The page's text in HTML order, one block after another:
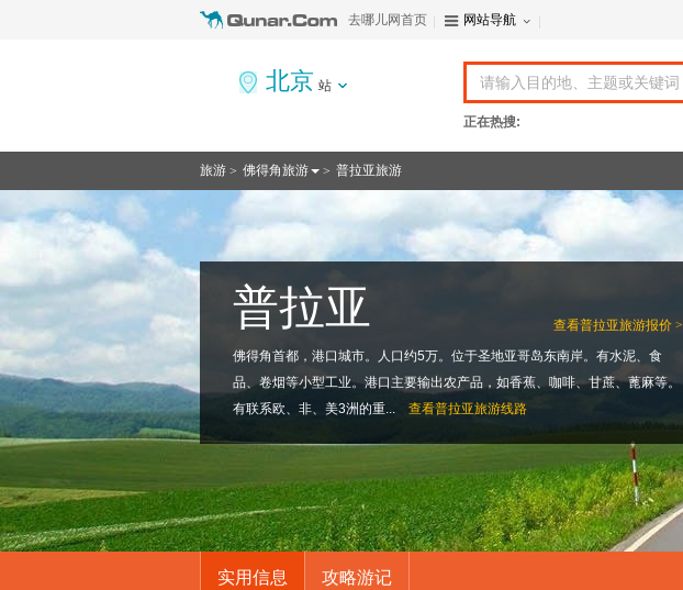
去哪儿网首页 网站导航
北京 站
正在热搜:
旅游 > 佛得角旅游 > 普拉亚旅游
查看普拉亚旅游报价 >
普拉亚
佛得角首都，港口城市。人口约5万。位于圣地亚哥岛东南岸。有水泥、食
品、卷烟等小型工业。港口主要输出农产品，如香蕉、咖啡、甘蔗、蓖麻等。
有联系欧、非、美3洲的重...
查看普拉亚旅游线路
实用信息 攻略游记